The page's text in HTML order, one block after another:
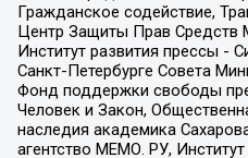
Гражданское содействие,
Центр Защиты Прав Средств
Институт развития прессы -
Санкт-Петербурге Совета
Фонд поддержки свободы
Человек и Закон,
наследия академика
агентство МЕМО. РУ,